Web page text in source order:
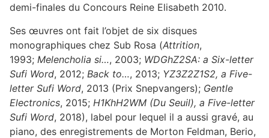
demi-finales du Concours Reine Elisabeth 2010.
Ses œuvres ont fait l’objet de six disques
monographiques chez Sub Rosa (Attrition,
1993; Melencholia si…, 2003; WDGhZ2SA: a Six-letter
Sufi Word, 2012; Back to…, 2013; YZ3Z2Z1S2, a Five-
letter Sufi Word, 2013 (Prix Snepvangers); Gentle
Electronics, 2015; H1KhH2WM (Du Seuil), a Five-letter
Sufi Word, 2018), label pour lequel il a aussi gravé, au
piano, des enregistrements de Morton Feldman, Berio,